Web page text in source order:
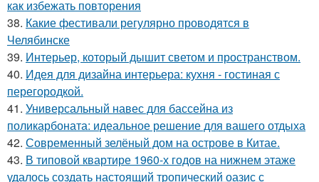
как избежать повторения
38. Какие фестивали регулярно проводятся в
Челябинске
39. Интерьер, который дышит светом и пространством.
40. Идея для дизайна интерьера: кухня - гостиная с
перегородкой.
41. Универсальный навес для бассейна из
поликарбоната: идеальное решение для вашего отдыха
42. Современный зелёный дом на острове в Китае.
43. В типовой квартире 1960-х годов на нижнем этаже
удалось создать настоящий тропический оазис с